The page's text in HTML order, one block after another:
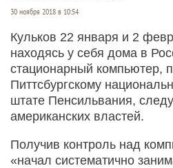
30 ноября 2018 в 10:54
Кульков 22 января и 2
находясь у себя дома в
стационарный компьютер,
Питтсбургскому
штате Пенсильвания,
американских властей.
Получив контроль над
«начал систематично